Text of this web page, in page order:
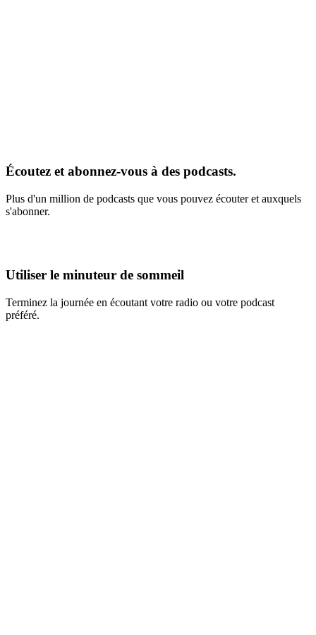
Écoutez et abonnez-vous à des podcasts.
Plus d'un million de podcasts que vous pouvez écouter et auxquels
s'abonner.
Utiliser le minuteur de sommeil
Terminez la journée en écoutant votre radio ou votre podcast
préféré.